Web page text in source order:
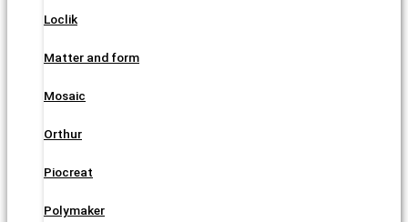
Loclik
Matter and form
Mosaic
Orthur
Piocreat
Polymaker